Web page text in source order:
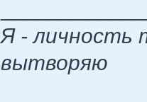
Я - личность
вытворяю